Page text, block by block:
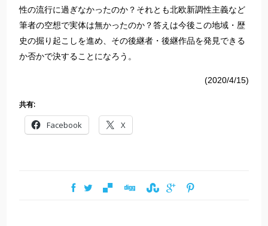
性の流行に過ぎなかったのか？それとも北欧新調性主義など
筆者の空想で実体は無かったのか？答えは今後この地域・歴
史の掘り起こしを進め、その後継者・後継作品を発見できる
か否かで決することになろう。
(2020/4/15)
共有:
Facebook X